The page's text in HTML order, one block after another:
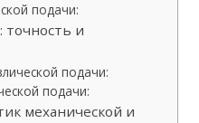
подачи:
точность и
подачи:
подачи:
механической и